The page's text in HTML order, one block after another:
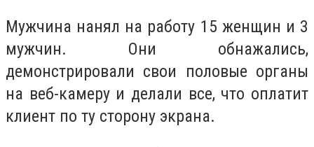
Мужчина нанял на работу 15 женщин и 3
мужчин. Они обнажались,
демонстрировали свои половые органы
на веб-камеру и делали все, что оплатит
клиент по ту сторону экрана.